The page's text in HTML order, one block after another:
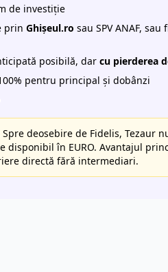
de investiție
prin Ghișeul.ro sau SPV ANAF,
posibilă, dar cu pierderea
pentru principal și dobânzi
Spre deosebire de Fidelis, Tezaur
disponibil în EURO. Avantajul
directă fără intermediari.